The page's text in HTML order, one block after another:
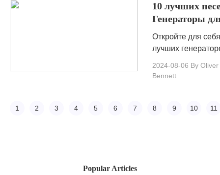
историй в
Instagram.
10 лучших
Генераторы
творческого
вдохновения
Откройте для
лучших
творческого
2024-08-06 By Oliver
Bennett
1 2 3 4 5 6 7 8 9 10 11
Popular Articles